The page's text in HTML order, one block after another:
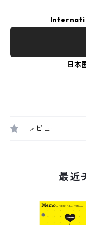
日本
レビュー
最近